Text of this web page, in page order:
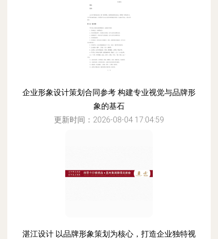
企业形象设计策划合同参考 构建专业视觉与品牌形
象的基石
更新时间：2026-08-04 17:04:59
湛江设计 以品牌形象策划为核心，打造企业独特视